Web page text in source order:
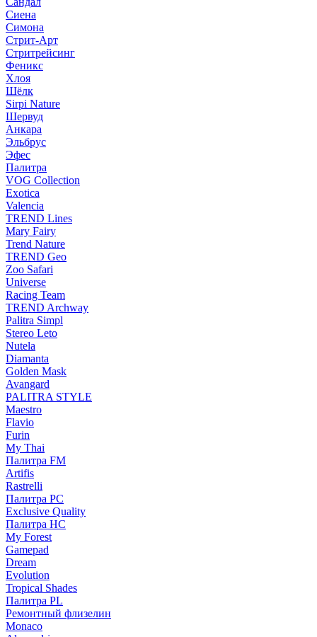
Сиена
Симона
Стрит-Арт
Стритрейсинг
Феникс
Хлоя
Шёлк
Sirpi Nature
Шервуд
Анкара
Эльбрус
Эфес
Палитра
VOG Collection
Exotica
Valencia
TREND Lines
Mary Fairy
Trend Nature
TREND Geo
Zoo Safari
Universe
Racing Team
TREND Archway
Palitra Simpl
Stereo Leto
Nutela
Diamanta
Golden Mask
Avangard
PALITRA STYLE
Maestro
Flavio
Furin
My Thai
Палитра FM
Artifis
Rastrelli
Палитра PC
Exclusive Quality
Палитра HС
My Forest
Gamepad
Dream
Evolution
Tropical Shades
Палитра PL
Ремонтный флизелин
Monaco